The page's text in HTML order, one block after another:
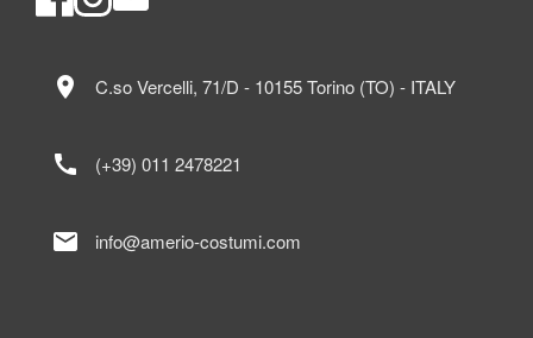
location_on C.so Vercelli, 71/D - 10155 Torino (TO) - ITALY
call (+39) 011 2478221
mail info@amerio-costumi.com